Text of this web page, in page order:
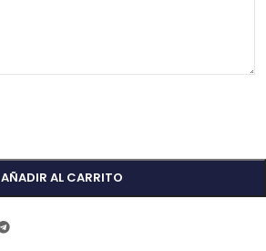
AÑADIR AL CARRITO